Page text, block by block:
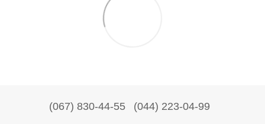
(067) 830-44-55 (044) 223-04-99